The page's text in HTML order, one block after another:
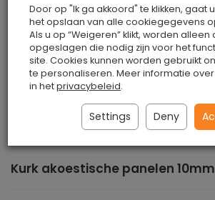
stuk toevoegen aan
Paypal, Betaling via
PayU, Przelewy24
Kurk akoestische panelen
Door op "Ik ga akkoord" te klikken, gaat
het opslaan van alle cookiegegevens
Als u op “Weigeren” klikt, worden
opgeslagen die nodig zijn voor het
site. Cookies kunnen worden gebruikt
te personaliseren. Meer informatie
in hetprivacybeleid.
Settings Deny